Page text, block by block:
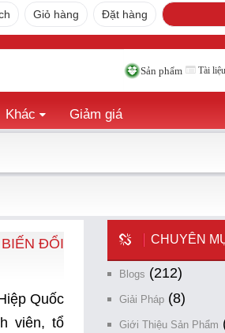
Giỏ hàng Đặt hàng
Sản phẩm Tài liệu
Khác Giảm giá
ĐỔI
Quốc
viên, tổ
CHUYÊN
Blogs (212)
Giải Pháp (8)
Giới Thiệu Sản Phẩm